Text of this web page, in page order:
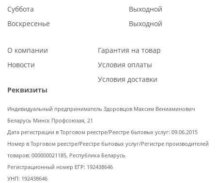
Суббота
Выходной
Воскресенье
Выходной
О компании
Новости
Гарантия на товар
Условия оплаты
Условия доставки
Реквизиты
Индивидуальный предприниматель Здоровцов Максим Вениаминович
Беларусь Минск Профсоюзая, 21
Дата регистрации в Торговом реестре/Реестре бытовых услуг: 09.06.2015
Номер в Торговом реестре/Реестре бытовых услуг/Регистре производителей
товаров: 000000021185, Республика Беларусь
Регистрационный номер ЕГР: 192438646
УНП: 192438646